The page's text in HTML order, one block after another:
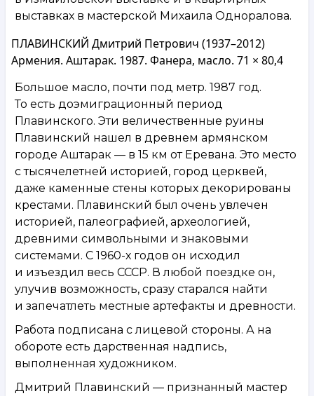
выставках в мастерской Михаила Одноралова.
ПЛАВИНСКИЙ Дмитрий Петрович (1937–2012)
Армения. Аштарак. 1987. Фанера, масло. 71 × 80,4
Большое масло, почти под метр. 1987 год.
То есть доэмиграционный период
Плавинского. Эти величественные руины
Плавинский нашел в древнем армянском
городе Аштарак — в 15 км от Еревана. Это место
с тысячелетней историей, город церквей,
даже каменные стены которых декорированы
крестами. Плавинский был очень увлечен
историей, палеографией, археологией,
древними символьными и знаковыми
системами. С 1960-х годов он исходил
и изъездил весь СССР. В любой поездке он,
улучив возможность, сразу старался найти
и запечатлеть местные артефакты и древности.
Работа подписана с лицевой стороны. А на
обороте есть дарственная надпись,
выполненная художником.
Дмитрий Плавинский — признанный мастер